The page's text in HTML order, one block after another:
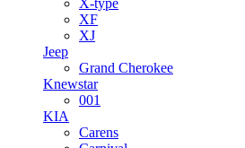
X-type
XF
XJ
Jeep
Grand Cherokee
Knewstar
001
KIA
Carens